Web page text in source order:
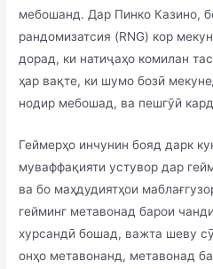
мебошанд. Дар Пинко Казино,
рандомизатсия (RNG) кор
дорад, ки натиҷаҳо комилан
ҳар вақте, ки шумо бозӣ
нодир мебошад, ва пешгӯӣ
Геймерҳо инчунин бояд дарк
муваффақияти устувор дар
ва бо маҳдудиятҳои
гейминг метавонад барои
хурсандӣ бошад, важта шеву
онҳо метавонанд, метавонад